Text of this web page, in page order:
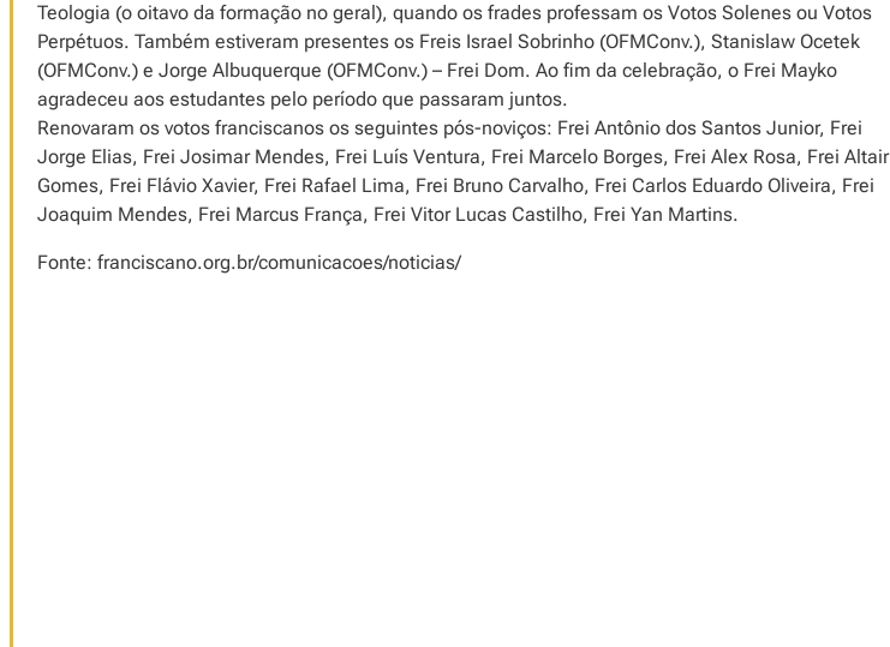
Teologia (o oitavo da formação no geral), quando os frades professam os Votos Solenes ou Votos
Perpétuos. Também estiveram presentes os Freis Israel Sobrinho (OFMConv.), Stanislaw Ocetek
(OFMConv.) e Jorge Albuquerque (OFMConv.) – Frei Dom. Ao fim da celebração, o Frei Mayko
agradeceu aos estudantes pelo período que passaram juntos.
Renovaram os votos franciscanos os seguintes pós-noviços: Frei Antônio dos Santos Junior, Frei
Jorge Elias, Frei Josimar Mendes, Frei Luís Ventura, Frei Marcelo Borges, Frei Alex Rosa, Frei Altair
Gomes, Frei Flávio Xavier, Frei Rafael Lima, Frei Bruno Carvalho, Frei Carlos Eduardo Oliveira, Frei
Joaquim Mendes, Frei Marcus França, Frei Vitor Lucas Castilho, Frei Yan Martins.
Fonte: franciscano.org.br/comunicacoes/noticias/